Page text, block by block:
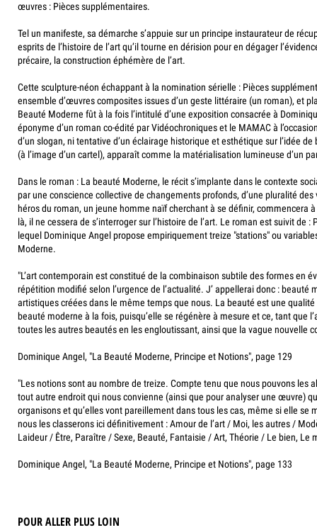
œuvres : Pièces supplémentaires.
Tel un manifeste, sa démarche s’appuie sur un principe instaurateur de
esprits de l’histoire de l’art qu’il tourne en dérision pour en dégager
précaire, la construction éphémère de l’art.
Cette sculpture-néon échappant à la nomination sérielle : Pièces
ensemble d’œuvres composites issues d’un geste littéraire (un roman), et
Beauté Moderne fût à la fois l’intitulé d’une exposition consacrée à
éponyme d’un roman co-édité par Vidéochroniques et le MAMAC à
d’un slogan, ni tentative d’un éclairage historique et esthétique sur l’idée
(à l’image d’un cartel), apparaît comme la matérialisation lumineuse d’un
Dans le roman : La beauté Moderne, le récit s’implante dans le contexte
par une conscience collective de changements profonds, d’une pluralité
héros du roman, un jeune homme naïf cherchant à se définir, commencera
là, il ne cessera de s’interroger sur l’histoire de l’art. Le roman est suivit de
lequel Dominique Angel propose empiriquement treize "stations" ou
Moderne.
"L’art contemporain est constitué de la combinaison subtile des formes en
répétition modifié selon l’urgence de l’actualité. J’ appellerai donc : beauté
artistiques créées dans le même temps que nous. La beauté est une qualité
beauté moderne à la fois, puisqu’elle se régénère à mesure et ce, tant que
toutes les autres beautés en les engloutissant, ainsi que la vague nouvelle
Dominique Angel, "La Beauté Moderne, Principe et Notions", page 129
"Les notions sont au nombre de treize. Compte tenu que nous pouvons les
tout autre endroit qui nous convienne (ainsi que pour analyser une œuvre)
organisons et qu’elles vont pareillement dans tous les cas, même si elle se
nous les classerons ici définitivement : Amour de l’art / Moi, les autres /
Laideur / Être, Paraître / Sexe, Beauté, Fantaisie / Art, Théorie / Le bien, Le
Dominique Angel, "La Beauté Moderne, Principe et Notions", page 133
POUR ALLER PLUS LOIN